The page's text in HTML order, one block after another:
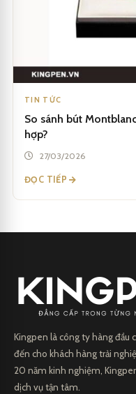
TIN TỨC
So sánh bút
hợp?
27/03/2026
ĐỌC TIẾP
Kingpen là công ty hàng đầu
đến cho khách hàng trải
20 năm kinh nghiệm,
dịch vụ tận tâm.